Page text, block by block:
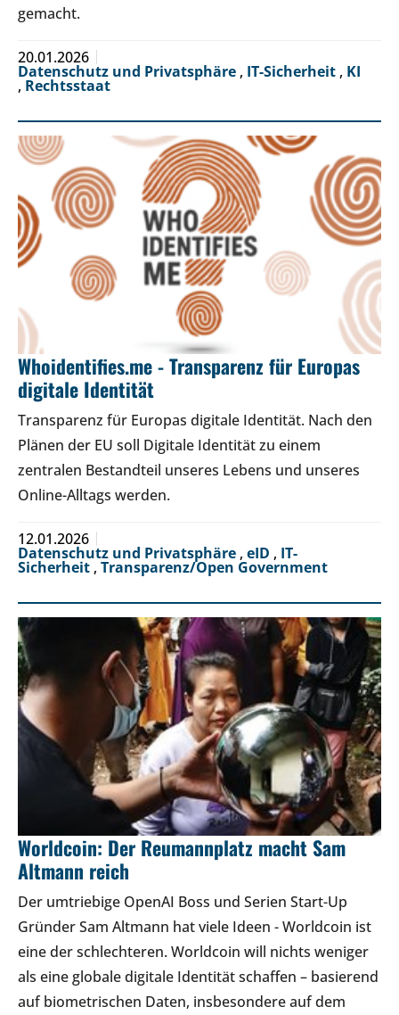
gemacht.
20.01.2026
Datenschutz und Privatsphäre , IT-Sicherheit , KI
, Rechtsstaat
Whoidentifies.me - Transparenz für Europas
digitale Identität
Transparenz für Europas digitale Identität. Nach den
Plänen der EU soll Digitale Identität zu einem
zentralen Bestandteil unseres Lebens und unseres
Online-Alltags werden.
12.01.2026
Datenschutz und Privatsphäre , eID , IT-
Sicherheit , Transparenz/Open Government
Worldcoin: Der Reumannplatz macht Sam
Altmann reich
Der umtriebige OpenAI Boss und Serien Start-Up
Gründer Sam Altmann hat viele Ideen - Worldcoin ist
eine der schlechteren. Worldcoin will nichts weniger
als eine globale digitale Identität schaffen – basierend
auf biometrischen Daten, insbesondere auf dem